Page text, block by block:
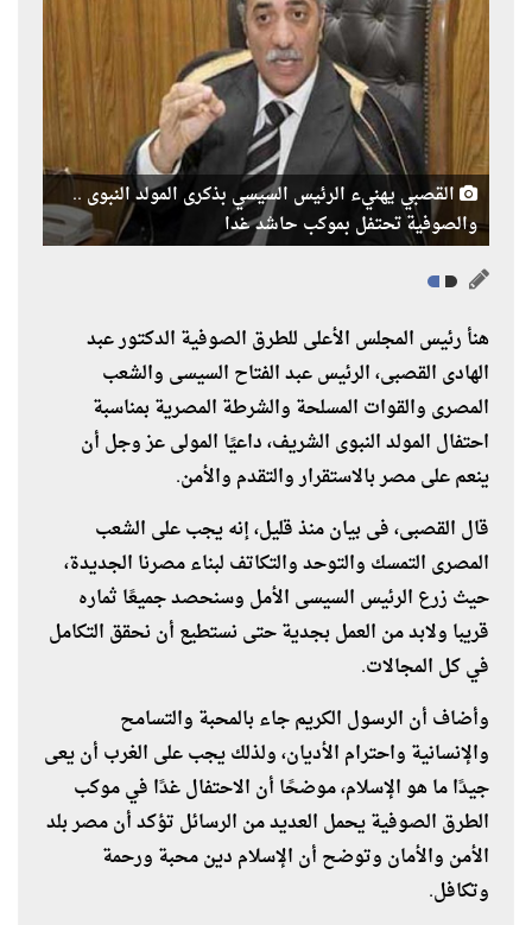
القصبي يهنيء الرئيس السيسي بذكرى المولد النبوى ..
والصوفية تحتفل بموكب حاشد غدا
هنأ رئيس المجلس الأعلى للطرق الصوفية الدكتور عبد
الهادى القصبى، الرئيس عبد الفتاح السيسى والشعب
المصرى والقوات المسلحة والشرطة المصرية بمناسبة
احتفال المولد النبوى الشريف، داعيًا المولى عز وجل أن
ينعم على مصر بالاستقرار والتقدم والأمن.
قال القصبى، فى بيان منذ قليل، إنه يجب على الشعب
المصرى التمسك والتوحد والتكاتف لبناء مصرنا الجديدة،
حيث زرع الرئيس السيسى الأمل وسنحصد جميعًا ثماره
قريبا ولابد من العمل بجدية حتى نستطيع أن نحقق التكامل
في كل المجالات.
وأضاف أن الرسول الكريم جاء بالمحبة والتسامح
والإنسانية واحترام الأديان، ولذلك يجب على الغرب أن يعى
جيدًا ما هو الإسلام، موضحًا أن الاحتفال غدًا في موكب
الطرق الصوفية يحمل العديد من الرسائل تؤكد أن مصر بلد
الأمن والأمان وتوضح أن الإسلام دين محبة ورحمة
وتكافل.